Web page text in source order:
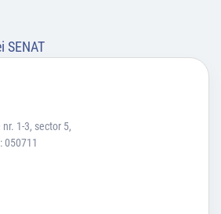
SENAT
1-3, sector 5,
050711